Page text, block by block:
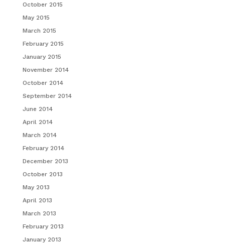
October 2015
May 2015
March 2015
February 2015
January 2015
November 2014
October 2014
September 2014
June 2014
April 2014
March 2014
February 2014
December 2013
October 2013
May 2013
April 2013
March 2013
February 2013
January 2013